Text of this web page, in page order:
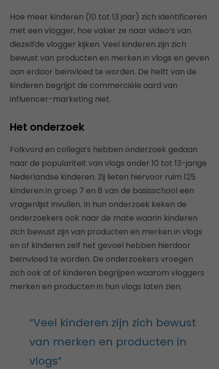
Hoe meer kinderen (10 tot 13 jaar) zich identificeren
met een vlogger, hoe vaker ze naar video’s van
diezelfde vlogger kijken. Veel kinderen zijn zich
bewust van producten en merken in vlogs en geven
aan erdoor beïnvloed te worden. De helft van de
kinderen begrijpt de commerciële aard van
influencer-marketing niet.
Het onderzoek
Folkvord en collega’s hebben onderzoek gedaan
naar de populariteit van vlogs onder 10 tot 13-jarige
Nederlandse kinderen. Zij lieten hiervoor ruim 125
kinderen in groep 7 en 8 van de basisschool een
vragenlijst invullen. In hun onderzoek keken de
onderzoekers ook naar de mate waarin kinderen
zich bewust zijn van producten en merken in vlogs
en of kinderen zelf het gevoel hebben hierdoor
beïnvloed te worden. De onderzoekers vroegen
zich ook af of kinderen begrijpen waarom vloggers
merken en producten in hun vlogs laten zien.
“Veel kinderen zijn zich bewust
van merken en producten in
vlogs”